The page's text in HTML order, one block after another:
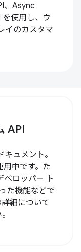
、Async
使用し、ウ
イのカスタマ
API
ュメント。
用中です。た
ベロッパー ト
た機能などで
細について